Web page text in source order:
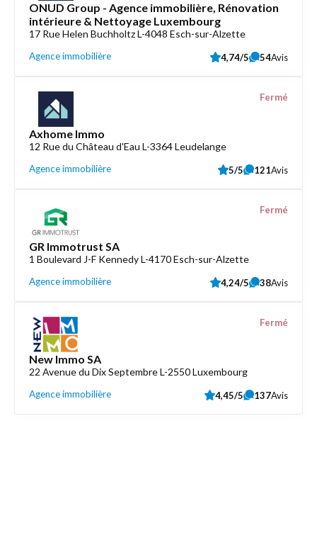
ONUD Group - Agence immobilière, Rénovation
intérieure & Nettoyage Luxembourg
17 Rue Helen Buchholtz L-4048 Esch-sur-Alzette
Agence immobilière 4,74/5 54Avis
Axhome Immo
12 Rue du Château d'Eau L-3364 Leudelange
Agence immobilière
Fermé
5/5 121Avis
GR Immotrust SA
1 Boulevard J-F Kennedy L-4170 Esch-sur-Alzette
Agence immobilière
Fermé
4,24/5 38Avis
New Immo SA
22 Avenue du Dix Septembre L-2550 Luxembourg
Agence immobilière
Fermé
4,45/5 137Avis